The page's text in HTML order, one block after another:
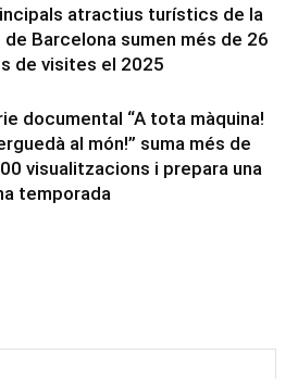
atractius turístics de la
de Barcelona sumen més de 26
de visites el 2025
documental “A tota màquina!
al món!” suma més de
visualitzacions i prepara una
temporada